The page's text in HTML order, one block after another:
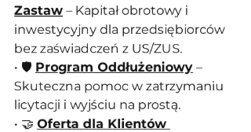
Zastaw – Kapitał obrotowy i
inwestycyjny dla przedsiębiorców
bez zaświadczeń z US/ZUS.
• 🛡️ Program Oddłużeniowy –
Skuteczna pomoc w zatrzymaniu
licytacji i wyjściu na prostą.
• 🤝 Oferta dla Klientów